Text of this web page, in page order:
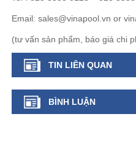
Email: sales@vinapool.vn or
(tư vấn sản phẩm, báo giá chi
TIN LIÊN QUAN
BÌNH LUẬN